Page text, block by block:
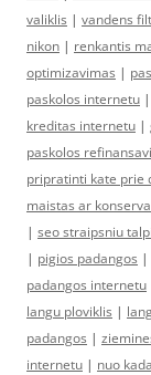
valiklis | vandens
nikon | renkantis
optimizavimas |
paskolos internetu |
kreditas internetu |
paskolos
pripratinti kate prie
maistas ar
| seo straipsniu
| pigios padangos |
padangos internetu
langu ploviklis |
padangos |
internetu | nuo